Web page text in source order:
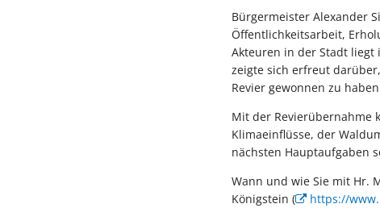
Bürgermeister Alexander
Öffentlichkeitsarbeit,
Akteuren in der Stadt liegt
zeigte sich erfreut
Revier gewonnen zu
Mit der Revierübernahme
Klimaeinflüsse, der
nächsten Hauptaufgaben
Wann und wie Sie mit Hr.
Königstein (
https://